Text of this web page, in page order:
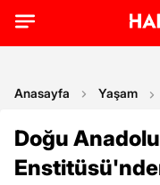
Anasayfa Yaşam
Doğu